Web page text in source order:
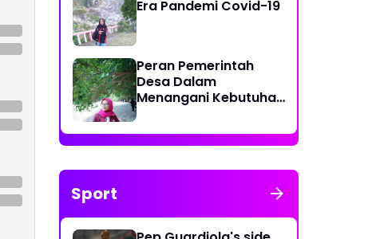
Era Pandemi Covid-19
Peran Pemerintah
Desa Dalam
Menangani Kebutuhan
Ketersediaannya Air
Bersih
Sport